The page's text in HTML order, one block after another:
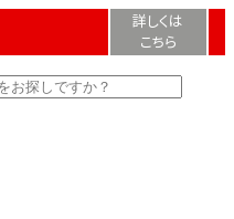
詳しくは
こちら